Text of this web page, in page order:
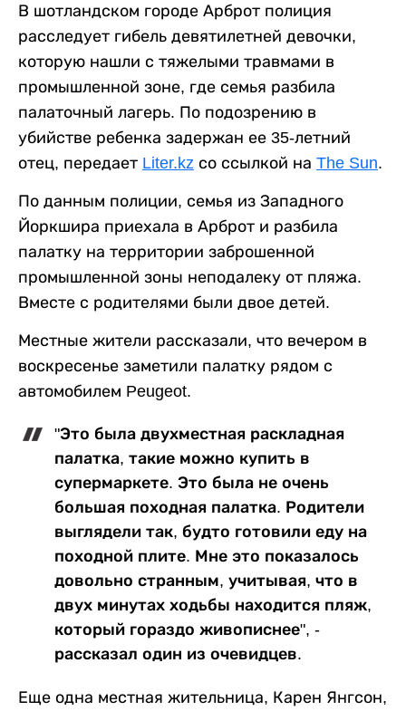
В шотландском городе Арброт полиция
расследует гибель девятилетней девочки,
которую нашли с тяжелыми травмами в
промышленной зоне, где семья разбила
палаточный лагерь. По подозрению в
убийстве ребенка задержан ее 35-летний
отец, передает Liter.kz со ссылкой на The Sun.
По данным полиции, семья из Западного
Йоркшира приехала в Арброт и разбила
палатку на территории заброшенной
промышленной зоны неподалеку от пляжа.
Вместе с родителями были двое детей.
Местные жители рассказали, что вечером в
воскресенье заметили палатку рядом с
автомобилем Peugeot.
"Это была двухместная раскладная
палатка, такие можно купить в
супермаркете. Это была не очень
большая походная палатка. Родители
выглядели так, будто готовили еду на
походной плите. Мне это показалось
довольно странным, учитывая, что в
двух минутах ходьбы находится пляж,
который гораздо живописнее", -
рассказал один из очевидцев.
Еще одна местная жительница, Карен Янгсон,